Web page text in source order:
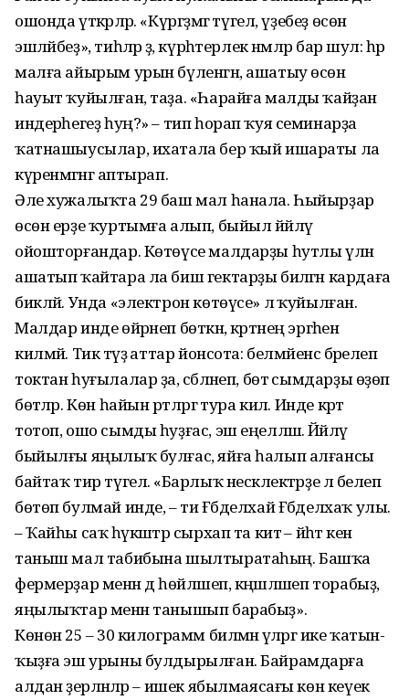
ошонда үткәрәләр. «Күргәҙмәгә түгел, үҙебеҙ өсөн
эшләйбеҙ», тиһәләр ҙә, күрһәтерлек нәмәләр бар шул: һәр
малға айырым урын бүленгән, ашатыу өсөн
һауыт ҡуйылған, таҙа. «Һарайға малды ҡайҙан
индерәһегеҙ һуң?» – тип һорап ҡуя семинарҙа
ҡатна­шыусылар, ихатала бер ҡый ишараты ла
күренмәгәнгә аптырап.
Әле хужалыҡта 29 баш мал һанала. Һыйырҙар
өсөн ерҙе ҡуртымға алып, быйыл йәйләү
ойошторғандар. Көтөүсе малдарҙы һутлы үлән
ашатып ҡайтара ла биш гектарҙы биләгән кардаға
бикләй. Унда «электрон көтөүсе» лә ҡуйылған.
Малдар инде өйрәнеп бөткән, кәртәнең эргәһенә
килмәй. Тик тәүҙә аттар йонсота: белмәйенсә бәрелеп
токтан һуғылалар ҙа, сәбәләнеп, бөтә сымдарҙы өҙөп
бөтәләр. Көн һайын рәтләргә тура килә. Инде кәртә
тотоп, ошо сымды һуҙғас, эш еңелләшә. Йәйләү
быйылғы яңылыҡ булғас, яйға һалып алғансы
байтаҡ тир түгелә. «Барлыҡ нескәлектәрҙе лә белеп
бөтөп булмай инде, – ти Ғәбделхай Ғәб­делхаҡ улы.
– Ҡайһы саҡ һәүкәштәр сырхап та китә – йәһәт кенә
таныш мал табибына шылтыратаһың. Башҡа
фермерҙар менән дә һөйләшеп, кәңәшләшеп торабыҙ,
яңылыҡтар менән танышып барабыҙ».
Көнөнә 25 – 30 килограмм билмән әүәләргә ике ҡатын-
ҡыҙға эш урыны булдырылған. Бай­рамдарға
алдан әҙерләнәләр – ишек ябылмаясағы көн кеүек